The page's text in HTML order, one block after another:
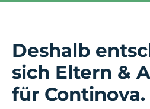
Deshalb
sich Eltern &
für Continova.